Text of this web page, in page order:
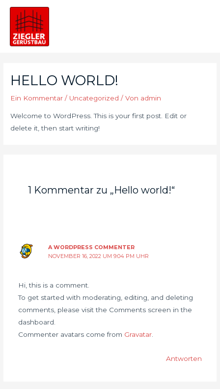
Zum
Inhalt
springen
HELLO WORLD!
Ein Kommentar / Uncategorized / Von admin
Welcome to WordPress. This is your first post. Edit or
delete it, then start writing!
1 Kommentar zu „Hello world!“
A WORDPRESS COMMENTER
NOVEMBER 16, 2022 UM 9:04 PM UHR
Hi, this is a comment.
To get started with moderating, editing, and deleting
comments, please visit the Comments screen in the
dashboard.
Commenter avatars come from Gravatar.
Antworten